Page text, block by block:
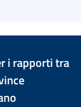
i rapporti tra